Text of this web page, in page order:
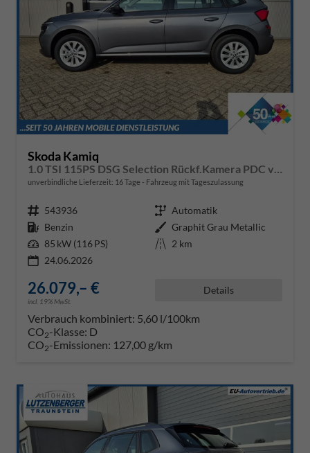
Skoda Kamiq
unverbindliche Lieferzeit: 16 Tage Fahrzeug mit Tageszulassung
Fahrzeugnr. 543936 Getriebe Automatik
Kraftstoff Benzin Außenfarbe Graphit Grau Metallic
Leistung 85 kW (116 PS) Kilometerstand 2 km
24.06.2026
26.079,– €
incl. 19% MwSt.
Details
Verbrauch kombiniert: 5,60 l/100km
CO2-Klasse: D
CO2-Emissionen: 127,00 g/km